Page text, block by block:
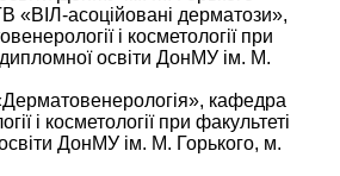
«ВІЛ-асоційовані дерматози»,
і косметології при
освіти ДонМУ ім. М.
кафедра
і косметології при факультеті
ДонМУ ім. М. Горького, м.